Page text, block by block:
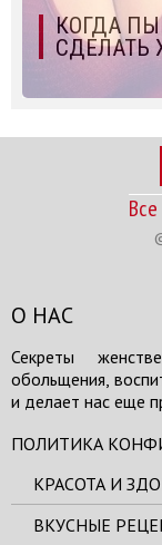
КОГДА
СДЕЛАТЬ
О НАС
Секреты
обольщения,
и делает нас еще
ПОЛИТИКА
КРАСОТА И
ВКУСНЫЕ